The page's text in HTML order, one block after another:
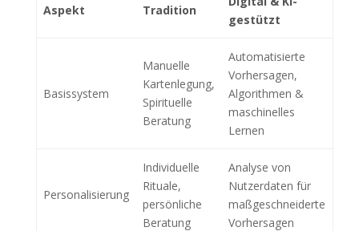
Aspekt Tradition
gestützt
Basissystem
Manuelle
Kartenlegung,
Spirituelle
Beratung
Automatisierte
Vorhersagen,
Algorithmen &
maschinelles
Lernen
Personalisierung
Individuelle
Rituale,
persönliche
Beratung
Analyse von
Nutzerdaten für
maßgeschneiderte
Vorhersagen